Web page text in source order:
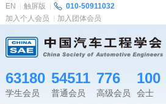
EN 触屏版 010-50911032
加入个人会员
加入团体会员
63180
学生会员
54511
普通会员
776
高级会员
100
会士